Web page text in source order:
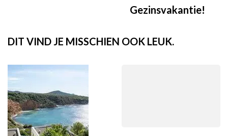
Gezinsvakantie!
DIT VIND JE MISSCHIEN OOK LEUK.